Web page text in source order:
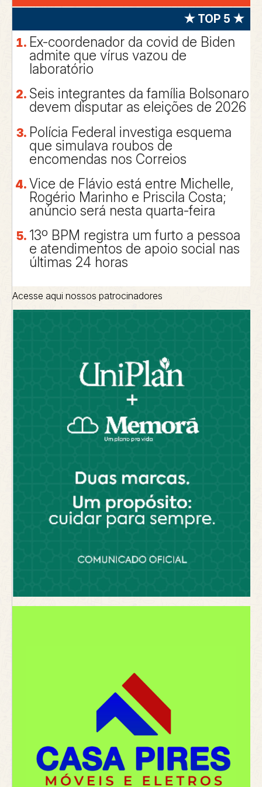
★ TOP 5 ★
Ex-coordenador da covid de Biden
admite que vírus vazou de
laboratório
Seis integrantes da família Bolsonaro
devem disputar as eleições de 2026
Polícia Federal investiga esquema
que simulava roubos de
encomendas nos Correios
Vice de Flávio está entre Michelle,
Rogério Marinho e Priscila Costa;
anúncio será nesta quarta-feira
13º BPM registra um furto a pessoa
e atendimentos de apoio social nas
últimas 24 horas
Acesse aqui nossos patrocinadores